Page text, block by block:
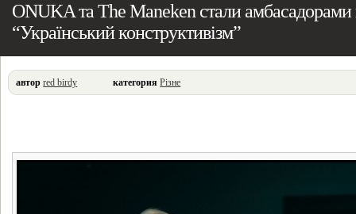
ONUKA та The Maneken стали амбасадорами
“Український конструктивізм”
автор red birdy категория Різне